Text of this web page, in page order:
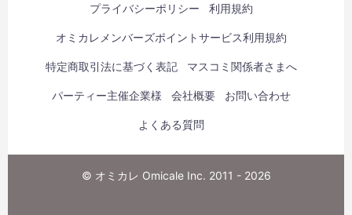
プライバシーポリシー 利用規約
オミカレメンバーズポイントサービス利用規約
特定商取引法に基づく表記 マスコミ関係者さまへ
パーティー主催企業様 会社概要 お問い合わせ
よくある質問
© オミカレ Omicale Inc. 2011 - 2026